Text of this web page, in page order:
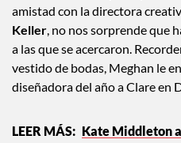
francesaGivenchy.Ya que la
amistad con la directora
Keller, no nos sorprende que
a las que se acercaron.
vestido de bodas, Meghan le